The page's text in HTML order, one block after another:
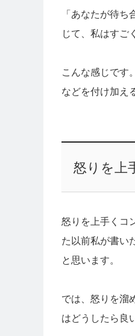
「あなたが待
じて、私はすご
こんな感じです
などを付け加え
怒りを上
怒りを上手くコ
た以前私が書い
と思います。
では、怒りを溜
はどうしたら良